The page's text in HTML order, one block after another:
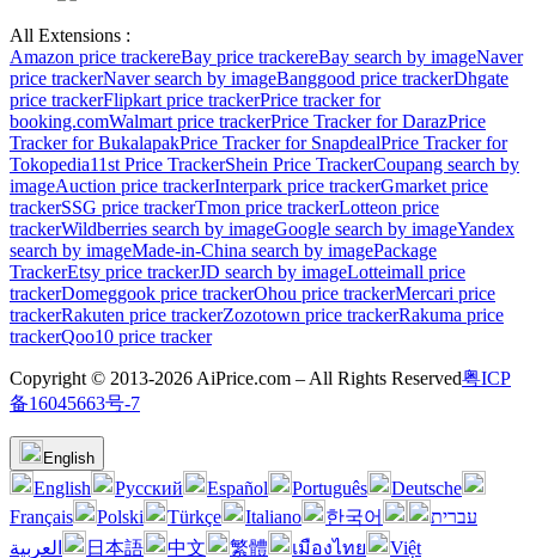
All Extensions :
Amazon price trackereBay price trackereBay search by imageNaver
price trackerNaver search by imageBanggood price trackerDhgate
price trackerFlipkart price trackerPrice tracker for
booking.comWalmart price trackerPrice Tracker for DarazPrice
Tracker for BukalapakPrice Tracker for SnapdealPrice Tracker for
Tokopedia11st Price TrackerShein Price TrackerCoupang search by
imageAuction price trackerInterpark price trackerGmarket price
trackerSSG price trackerTmon price trackerLotteon price
trackerWildberries search by imageGoogle search by imageYandex
search by imageMade-in-China search by imagePackage
TrackerEtsy price trackerJD search by imageLotteimall price
trackerDomeggook price trackerOhou price trackerMercari price
trackerRakuten price trackerZozotown price trackerRakuma price
trackerQoo10 price tracker
Copyright © 2013-2026 AiPrice.com – All Rights Reserved粤ICP
备16045663号-7
English
English Pусский Español Português
Deutsche
Français
Polski Türkçe Italiano 한국어
עברית
العربية
日本語 中文 繁體 เมืองไทย Việt